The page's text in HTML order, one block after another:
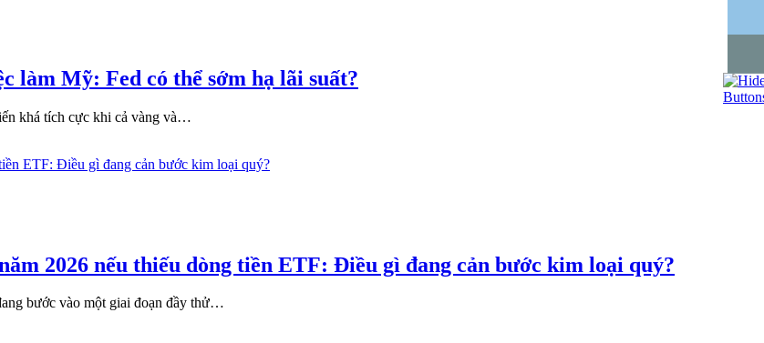
làm Mỹ: Fed có thể sớm hạ lãi suất?
khá tích cực khi cả vàng và…
2026 nếu thiếu dòng tiền ETF: Điều gì đang cản bước kim loại quý?
bước vào một giai đoạn đầy thử…